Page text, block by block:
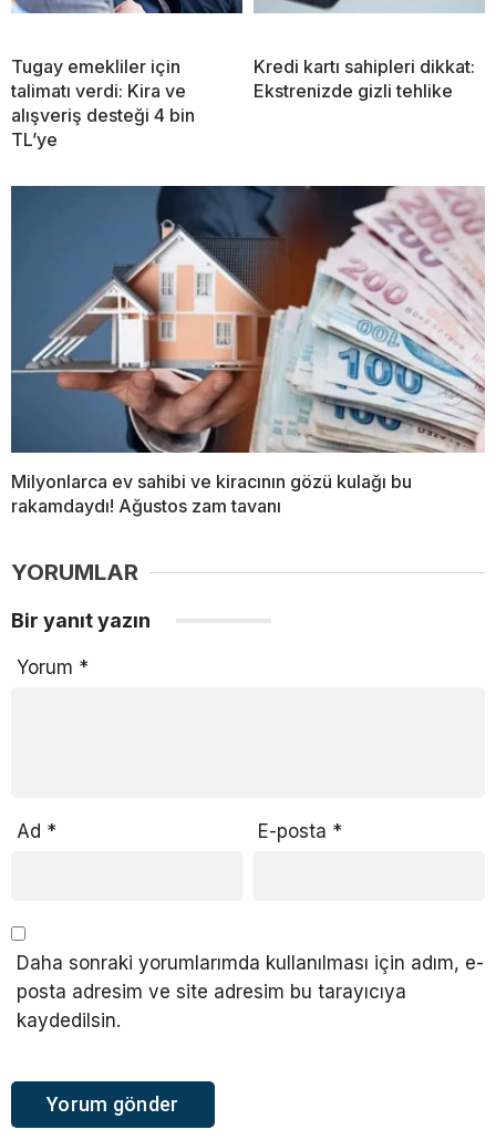
Tugay emekliler için
talimatı verdi: Kira ve
alışveriş desteği 4 bin
TL’ye
Kredi kartı sahipleri dikkat:
Ekstrenizde gizli tehlike
Milyonlarca ev sahibi ve kiracının gözü kulağı bu
rakamdaydı! Ağustos zam tavanı
YORUMLAR
Bir yanıt yazın
Yorum *
Ad * E-posta *
Daha sonraki yorumlarımda kullanılması için adım, e-
posta adresim ve site adresim bu tarayıcıya
kaydedilsin.